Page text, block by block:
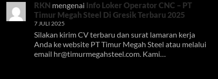
RKN mengenai Info Loker Operator CNC – PT
Timur Megah Steel Di Gresik Terbaru 2025
7 JULI 2025
Silakan kirim CV terbaru dan surat lamaran kerja
Anda ke website PT Timur Megah Steel atau melalui
email hr@timurmegahsteel.com. Kami…